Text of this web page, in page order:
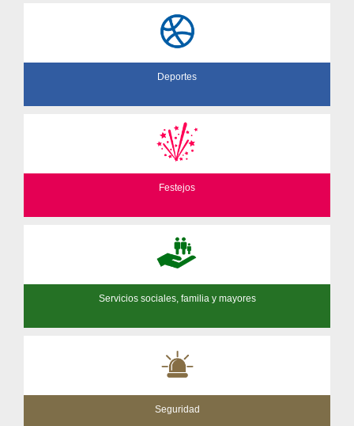
Deportes
Festejos
Servicios sociales, familia y mayores
Seguridad